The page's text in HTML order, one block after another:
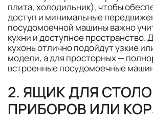
плита, холодильник), чтобы
доступ и минимальные
посудомоечной машины важно
кухни и доступное пространство.
кухонь отлично подойдут узкие
модели, а для просторных —
встроенные посудомоечные
2. ЯЩИК ДЛЯ
ПРИБОРОВ ИЛИ